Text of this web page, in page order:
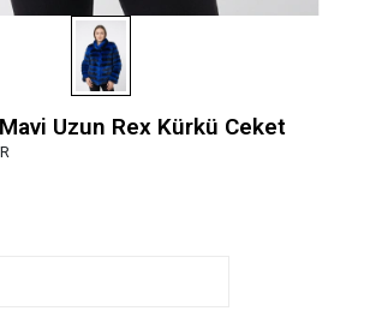
Uzun Rex Kürkü Ceket